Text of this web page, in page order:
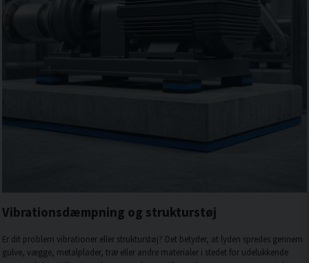
Vibrationsdæmpning og strukturstøj
Er dit problem vibrationer eller strukturstøj? Det betyder, at lyden spredes gennem
gulve, vægge, metalplader, træ eller andre materialer i stedet for udelukkende